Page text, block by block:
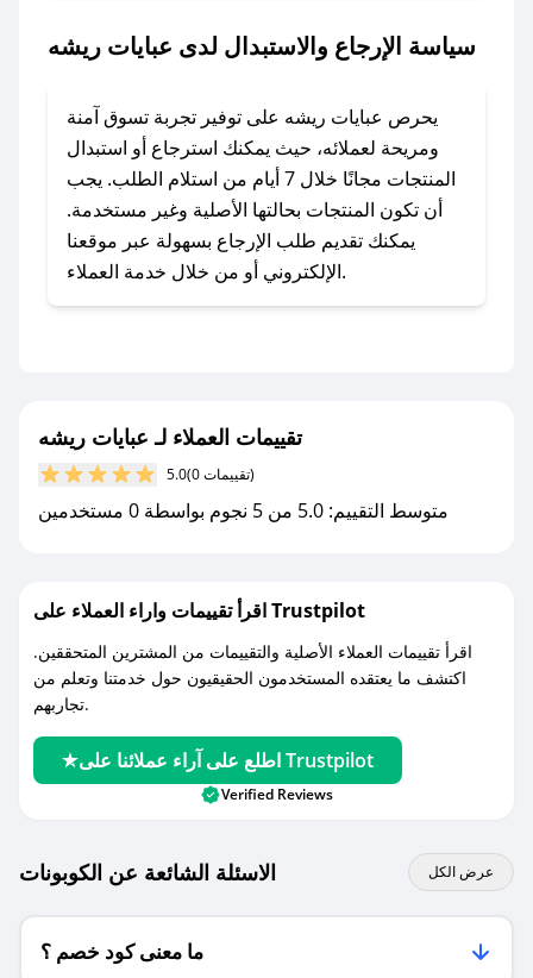
مراسلتنا مباشرة وسنعمل على توفير الكوبونات في
### كيف تحصل على كوبونات خصم حصرية من
عبايات ريشه؟
للحصول على كوبونات وخصومات حصرية، قم بما
يلي:
- اضغط على أيقونة متابعة لمتجر عبايات ريشه في
مع صحصح، تسوق بذكاء ووفّر على كل مشترياتك مع
كوبونات خصم حصرية من عبايات ريشه!
سياسة الإرجاع والاستبدال لدى عبايات ريشه
يحرص عبايات ريشه على توفير تجربة تسوق آمنة
ومريحة لعملائه، حيث يمكنك استرجاع أو استبدال
المنتجات مجانًا خلال 7 أيام من استلام الطلب. يجب
أن تكون المنتجات بحالتها الأصلية وغير مستخدمة.
يمكنك تقديم طلب الإرجاع بسهولة عبر موقعنا
الإلكتروني أو من خلال خدمة العملاء.
تقييمات العملاء لـ عبايات ريشه
5.0 (0 تقييمات)
متوسط التقييم: 5.0 من 5 نجوم بواسطة 0 مستخدمين
اقرأ تقييمات واراء العملاء على Trustpilot
اقرأ تقييمات العملاء الأصلية والتقييمات من المشترين المتحققين.
اكتشف ما يعتقده المستخدمون الحقيقيون حول خدمتنا وتعلم من
تجاربهم.
اطلع على آراء عملائنا على Trustpilot
Verified Reviews
الاسئلة الشائعة عن الكوبونات عرض الكل
ما معنى كود خصم ؟